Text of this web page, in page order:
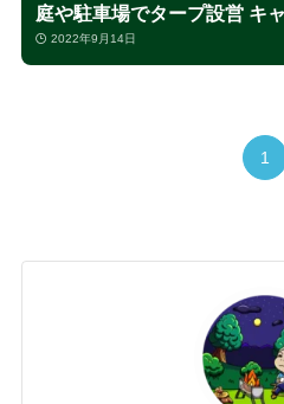
庭や駐車場でタープ設営 キ
2022年9月14日
1